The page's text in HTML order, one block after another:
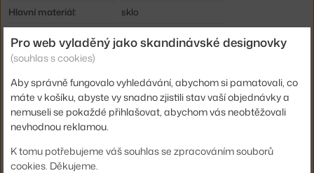
Hlavní materiál:
sklo
Distribuce světla:
Zdroj součástí:
ne
Max Watt (LED):
25 W
Kód produktu
EAN
5702410295391
Pro web vyladěný jako skandinávské designovky
(souhlas s cookies)
Aby správně fungovalo vyhledávání, abychom si pamatovali, co
máte v košíku, abyste vy snadno zjistili stav vaší objednávky a
nemuseli se pokaždé přihlašovat, abychom vás neobtěžovali
nevhodnou reklamou.
K tomu potřebujeme váš souhlas se zpracováním souborů
cookies. Děkujeme.